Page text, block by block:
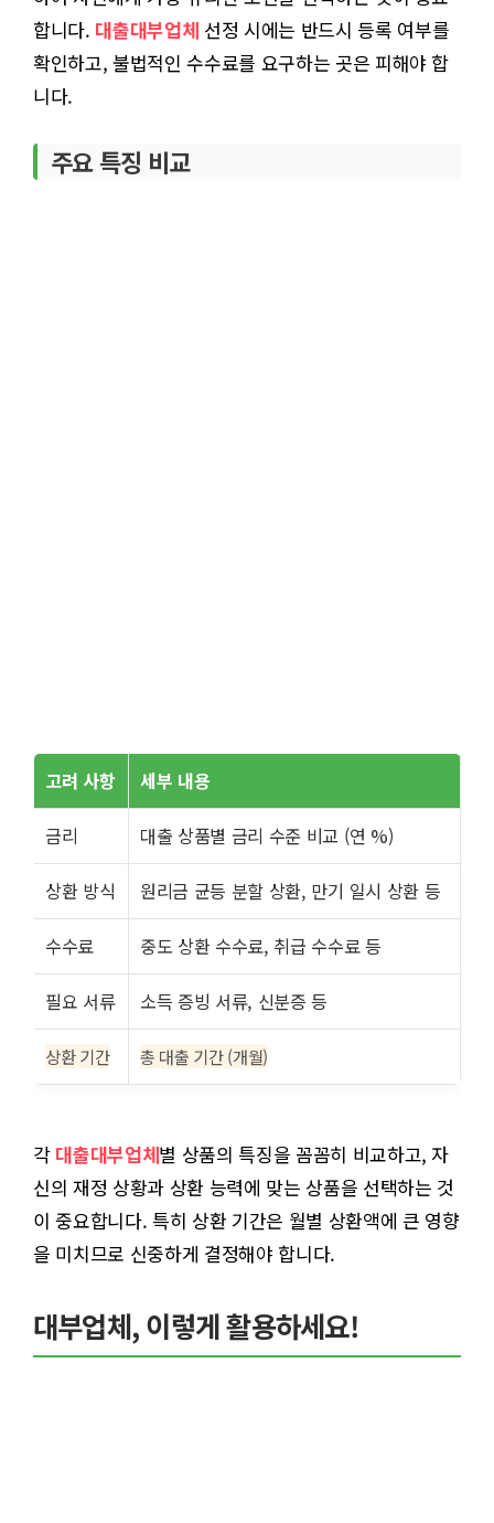
합니다. 대출대부업체 선정 시에는 반드시 등록 여부를
확인하고, 불법적인 수수료를 요구하는 곳은 피해야 합
니다.
주요 특징 비교
고려 사항 세부 내용
금리 대출 상품별 금리 수준 비교 (연 %)
상환 방식 원리금 균등 분할 상환, 만기 일시 상환 등
수수료 중도 상환 수수료, 취급 수수료 등
필요 서류 소득 증빙 서류, 신분증 등
상환 기간 총 대출 기간 (개월)
각 대출대부업체별 상품의 특징을 꼼꼼히 비교하고, 자
신의 재정 상황과 상환 능력에 맞는 상품을 선택하는 것
이 중요합니다. 특히 상환 기간은 월별 상환액에 큰 영향
을 미치므로 신중하게 결정해야 합니다.
대부업체, 이렇게 활용하세요!